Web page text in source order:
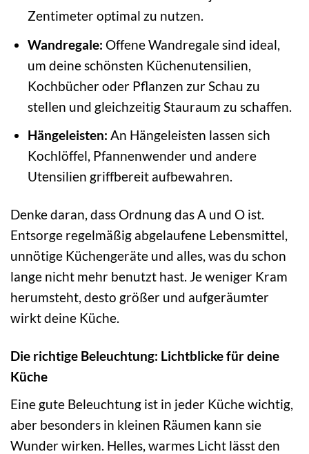
Zentimeter optimal zu nutzen.
Wandregale: Offene Wandregale sind ideal,
um deine schönsten Küchenutensilien,
Kochbücher oder Pflanzen zur Schau zu
stellen und gleichzeitig Stauraum zu schaffen.
Hängeleisten: An Hängeleisten lassen sich
Kochlöffel, Pfannenwender und andere
Utensilien griffbereit aufbewahren.
Denke daran, dass Ordnung das A und O ist.
Entsorge regelmäßig abgelaufene Lebensmittel,
unnötige Küchengeräte und alles, was du schon
lange nicht mehr benutzt hast. Je weniger Kram
herumsteht, desto größer und aufgeräumter
wirkt deine Küche.
Die richtige Beleuchtung: Lichtblicke für deine
Küche
Eine gute Beleuchtung ist in jeder Küche wichtig,
aber besonders in kleinen Räumen kann sie
Wunder wirken. Helles, warmes Licht lässt den